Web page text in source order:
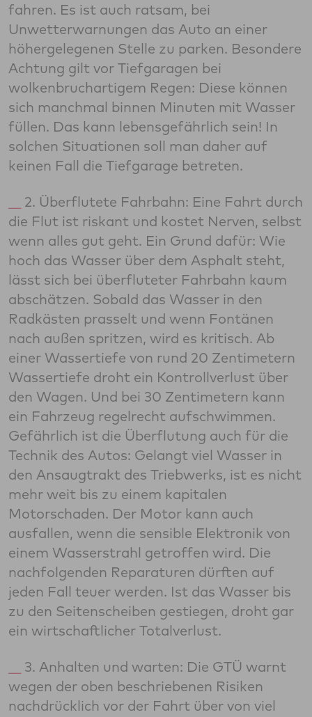
fahren. Es ist auch ratsam, bei
Unwetterwarnungen das Auto an einer
höhergelegenen Stelle zu parken. Besondere
Achtung gilt vor Tiefgaragen bei
wolkenbruchartigem Regen: Diese können
sich manchmal binnen Minuten mit Wasser
füllen. Das kann lebensgefährlich sein! In
solchen Situationen soll man daher auf
keinen Fall die Tiefgarage betreten.
2. Überflutete Fahrbahn: Eine Fahrt durch
die Flut ist riskant und kostet Nerven, selbst
wenn alles gut geht. Ein Grund dafür: Wie
hoch das Wasser über dem Asphalt steht,
lässt sich bei überfluteter Fahrbahn kaum
abschätzen. Sobald das Wasser in den
Radkästen prasselt und wenn Fontänen
nach außen spritzen, wird es kritisch. Ab
einer Wassertiefe von rund 20 Zentimetern
Wassertiefe droht ein Kontrollverlust über
den Wagen. Und bei 30 Zentimetern kann
ein Fahrzeug regelrecht aufschwimmen.
Gefährlich ist die Überflutung auch für die
Technik des Autos: Gelangt viel Wasser in
den Ansaugtrakt des Triebwerks, ist es nicht
mehr weit bis zu einem kapitalen
Motorschaden. Der Motor kann auch
ausfallen, wenn die sensible Elektronik von
einem Wasserstrahl getroffen wird. Die
nachfolgenden Reparaturen dürften auf
jeden Fall teuer werden. Ist das Wasser bis
zu den Seitenscheiben gestiegen, droht gar
ein wirtschaftlicher Totalverlust.
3. Anhalten und warten: Die GTÜ warnt
wegen der oben beschriebenen Risiken
nachdrücklich vor der Fahrt über von viel